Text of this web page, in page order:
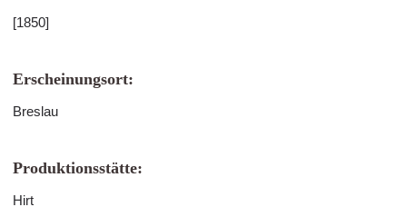
[1850]
Erscheinungsort:
Breslau
Produktionsstätte:
Hirt